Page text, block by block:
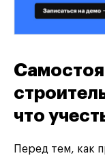
что
Перед тем, как